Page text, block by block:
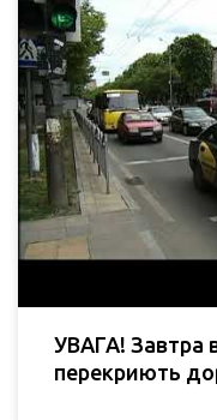
УВАГА! Завтра
перекриють